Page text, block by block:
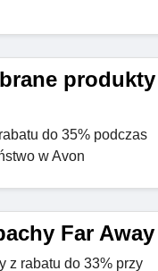
produkty
do 35% podczas
w Avon
Far Away
z rabatu do 33% przy